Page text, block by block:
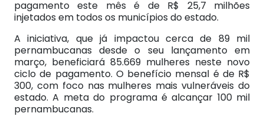
pagamento este mês é de R$ 25,7 milhões
injetados em todos os municípios do estado.
A iniciativa, que já impactou cerca de 89 mil
pernambucanas desde o seu lançamento em
março, beneficiará 85.669 mulheres neste novo
ciclo de pagamento. O benefício mensal é de R$
300, com foco nas mulheres mais vulneráveis do
estado. A meta do programa é alcançar 100 mil
pernambucanas.